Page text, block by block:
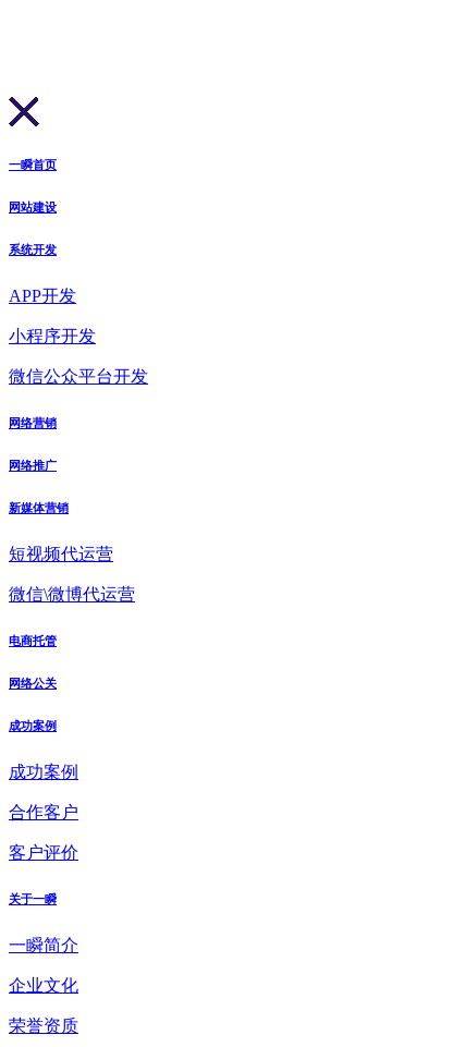
一瞬首页
网站建设
系统开发
APP开发
小程序开发
微信公众平台开发
网络营销
网络推广
新媒体营销
短视频代运营
微信\微博代运营
电商托管
网络公关
成功案例
成功案例
合作客户
客户评价
关于一瞬
一瞬简介
企业文化
荣誉资质